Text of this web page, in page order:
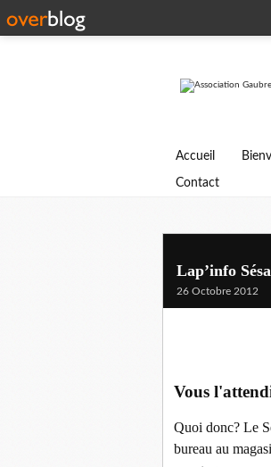
Accueil
Contact
Lap’info
26 Octobre 2012
Vous
Quoi donc? Le
bureau au